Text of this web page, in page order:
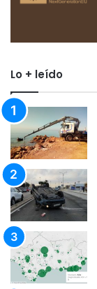
Lo + leído